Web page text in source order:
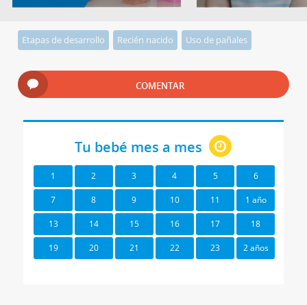
Etapas de desarrollo Recién nacido Uso de pañales
COMENTAR
Tu bebé mes a mes
1 2 3 4 5 6
7 8 9 10 11 1 año
13 14 15 16 17 18
19 20 21 22 23 2 años